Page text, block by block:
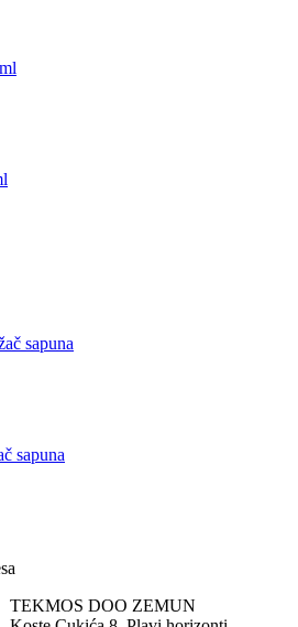
sapuna
TEKMOS DOO ZEMUN